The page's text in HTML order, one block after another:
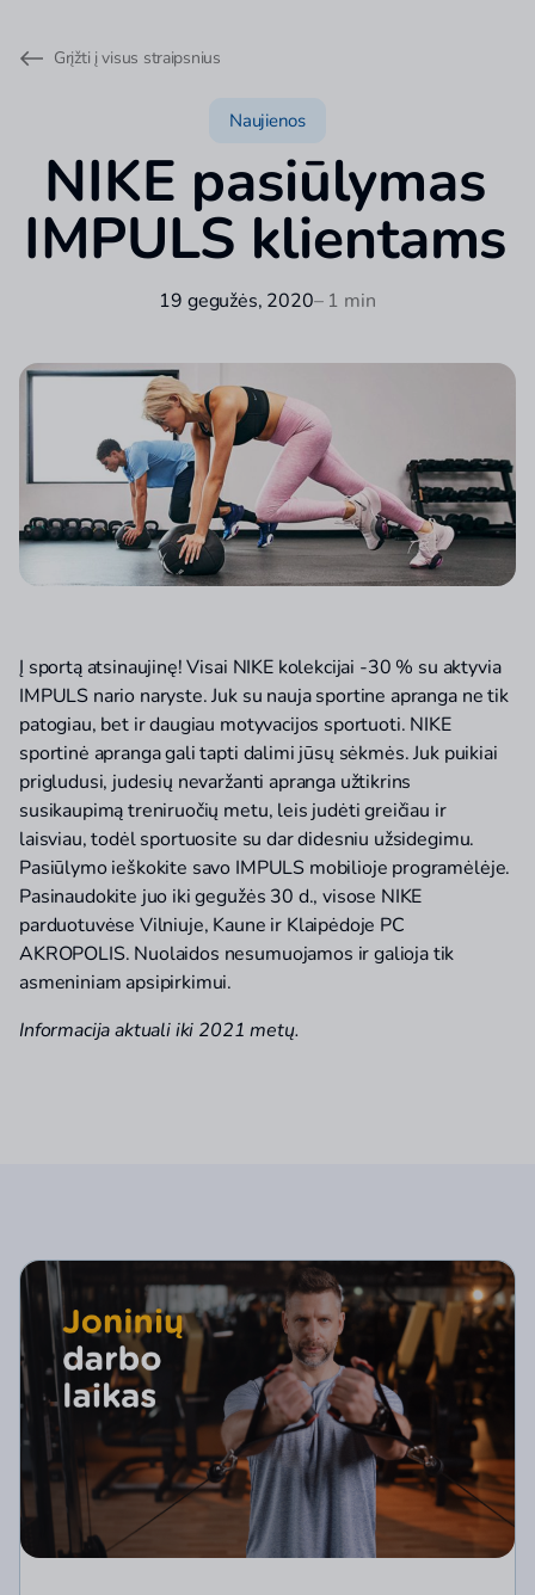
Grįžti į visus straipsnius
Naujienos
NIKE pasiūlymas
IMPULS klientams
19 gegužės, 2020– 1 min
Į sportą atsinaujinę! Visai NIKE kolekcijai -30 % su aktyvia
IMPULS nario naryste. Juk su nauja sportine apranga ne tik
patogiau, bet ir daugiau motyvacijos sportuoti. NIKE
sportinė apranga gali tapti dalimi jūsų sėkmės. Juk puikiai
prigludusi, judesių nevaržanti apranga užtikrins
susikaupimą treniruočių metu, leis judėti greičiau ir
laisviau, todėl sportuosite su dar didesniu užsidegimu.
Pasiūlymo ieškokite savo IMPULS mobilioje programėlėje.
Pasinaudokite juo iki gegužės 30 d., visose NIKE
parduotuvėse Vilniuje, Kaune ir Klaipėdoje PC
AKROPOLIS. Nuolaidos nesumuojamos ir galioja tik
asmeniniam apsipirkimui.
Informacija aktuali iki 2021 metų.